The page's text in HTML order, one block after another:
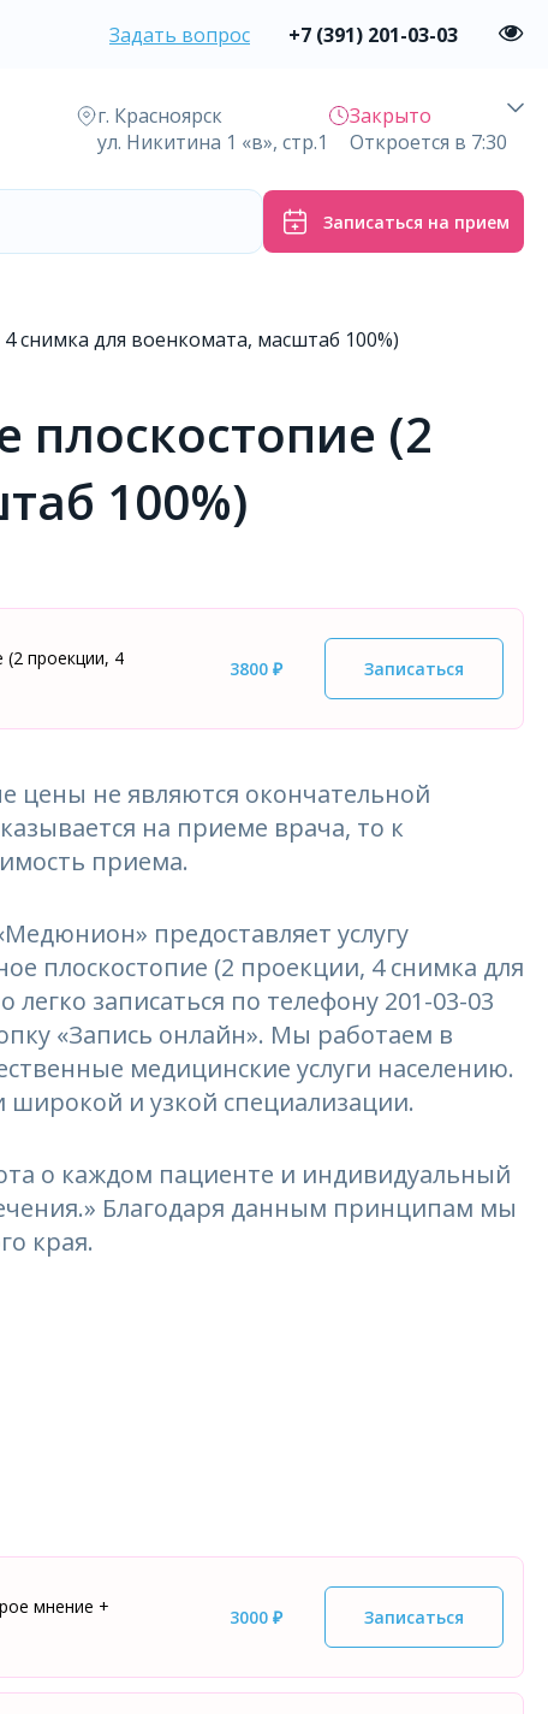
Задать вопрос +7 (391) 201-03-03
г. Красноярск
ул. Никитина 1 «в», стр.1
Закрыто
Откроется в 7:30
Записаться на прием
снимка для военкомата, масштаб 100%)
плоскостопие (2
100%)
(2 проекции, 4
3800 ₽ Записаться
не являются окончательной
на приеме врача, то к
приема.
предоставляет услугу
плоскостопие (2 проекции, 4 снимка для
записаться по телефону 201-03-03
«Запись онлайн». Мы работаем в
медицинские услуги населению.
и узкой специализации.
о каждом пациенте и индивидуальный
Благодаря данным принципам мы
края.
мнение +
3000 ₽ Записаться